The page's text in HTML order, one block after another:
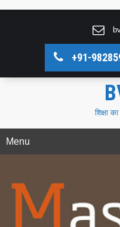
+91-
शिक्षा
Menu